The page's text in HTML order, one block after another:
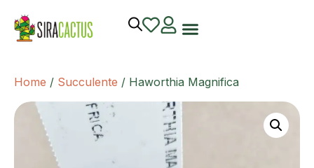
Home / Succulente / Haworthia Magnifica